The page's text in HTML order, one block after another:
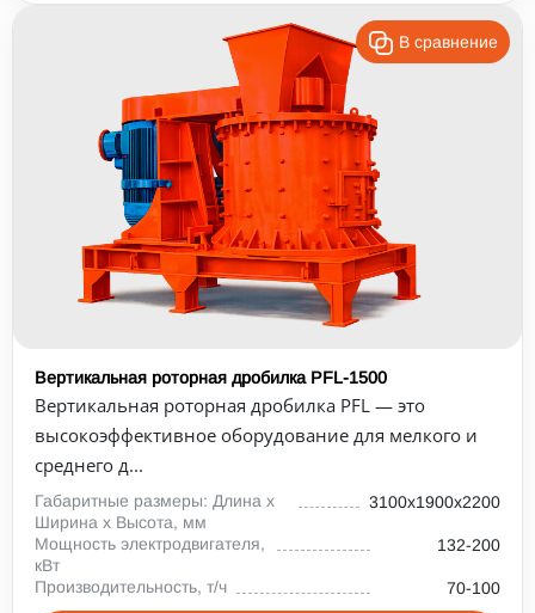
В сравнение
Вертикальная роторная дробилка PFL-1500
Вертикальная роторная дробилка PFL — это
высокоэффективное оборудование для мелкого и
среднего д...
Габаритные размеры: Длина х
Ширина х Высота, мм
3100х1900х2200
Мощность электродвигателя,
кВт
132-200
Производительность, т/ч 70-100